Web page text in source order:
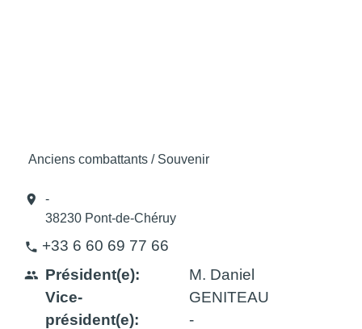
Anciens combattants / Souvenir
location_on
-
38230 Pont-de-Chéruy
phone +33 6 60 69 77 66
people Président(e):
Vice-
président(e):
M. Daniel
GENITEAU
-